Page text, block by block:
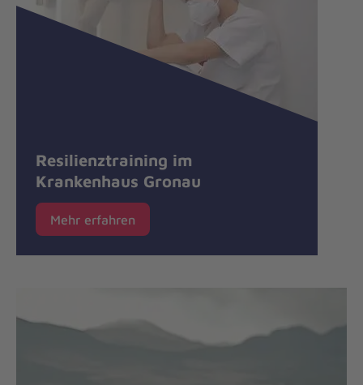
Resilienztraining im
Krankenhaus Gronau
Mehr erfahren